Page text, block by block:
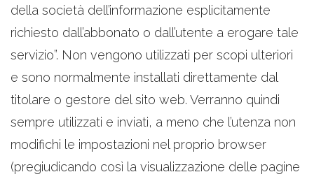
della società dell’informazione esplicitamente
richiesto dall’abbonato o dall’utente a erogare tale
servizio”. Non vengono utilizzati per scopi ulteriori
e sono normalmente installati direttamente dal
titolare o gestore del sito web. Verranno quindi
sempre utilizzati e inviati, a meno che l’utenza non
modifichi le impostazioni nel proprio browser
(pregiudicando così la visualizzazione delle pagine